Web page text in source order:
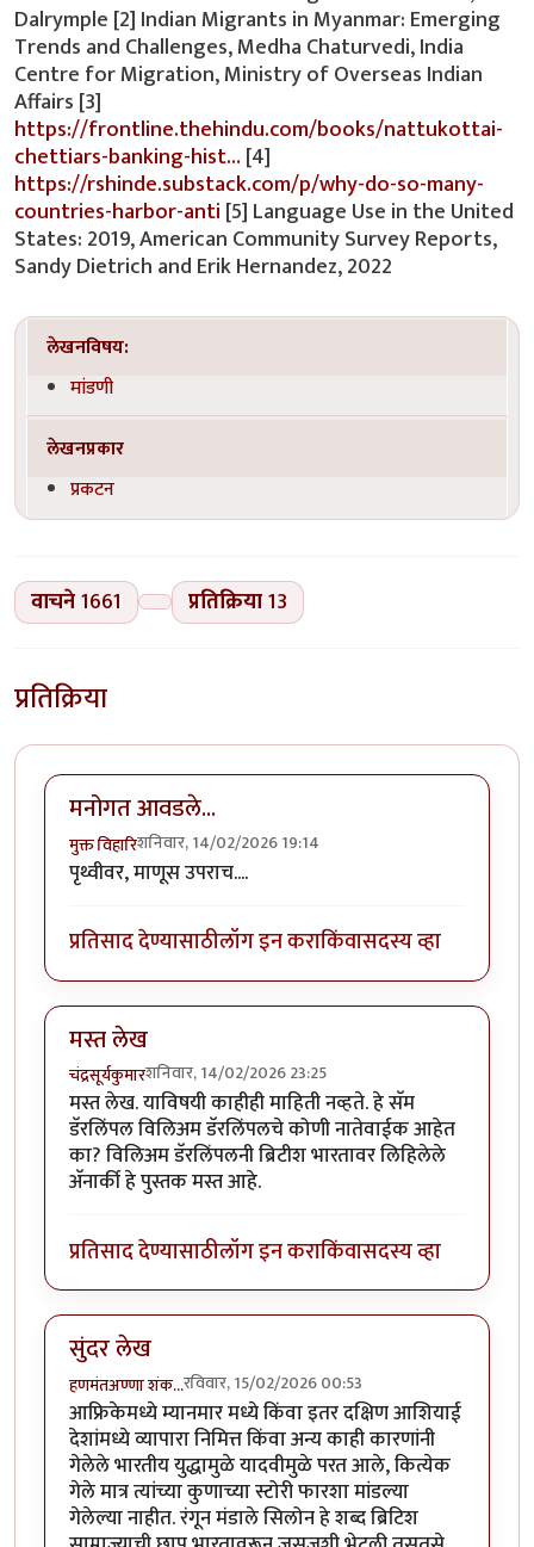
Dalrymple [2] Indian Migrants in Myanmar: Emerging
Trends and Challenges, Medha Chaturvedi, India
Centre for Migration, Ministry of Overseas Indian
Affairs [3]
https://frontline.thehindu.com/books/nattukottai-
chettiars-banking-hist…[4]
https://rshinde.substack.com/p/why-do-so-many-
countries-harbor-anti[5] Language Use in the United
States: 2019, American Community Survey Reports,
Sandy Dietrich and Erik Hernandez, 2022
लेखनविषय:
मांडणी
लेखनप्रकार
प्रकटन
वाचने1661 प्रतिक्रिया13
प्रतिक्रिया
मनोगत आवडले...
मुक्त विहारिशनिवार, 14/02/2026 19:14
पृथ्वीवर, माणूस उपराच....
प्रतिसाद देण्यासाठीलॉग इन कराकिंवासदस्य व्हा
मस्त लेख
चंद्रसूर्यकुमारशनिवार, 14/02/2026 23:25
मस्त लेख. याविषयी काहीही माहिती नव्हते. हे सॅम
डॅरलिंपल विलिअम डॅरलिंपलचे कोणी नातेवाईक आहेत
का? विलिअम डॅरलिंपलनी ब्रिटीश भारतावर लिहिलेले
अ‍ॅनार्की हे पुस्तक मस्त आहे.
प्रतिसाद देण्यासाठीलॉग इन कराकिंवासदस्य व्हा
सुंदर लेख
हणमंतअण्णा शंक…रविवार, 15/02/2026 00:53
आफ्रिकेमध्ये म्यानमार मध्ये किंवा इतर दक्षिण आशियाई
देशांमध्ये व्यापारा निमित्त किंवा अन्य काही कारणांनी
गेलेले भारतीय युद्धामुळे यादवीमुळे परत आले, कित्येक
गेले मात्र त्यांच्या कुणाच्या स्टोरी फारशा मांडल्या
गेलेल्या नाहीत. रंगून मंडाले सिलोन हे शब्द ब्रिटिश